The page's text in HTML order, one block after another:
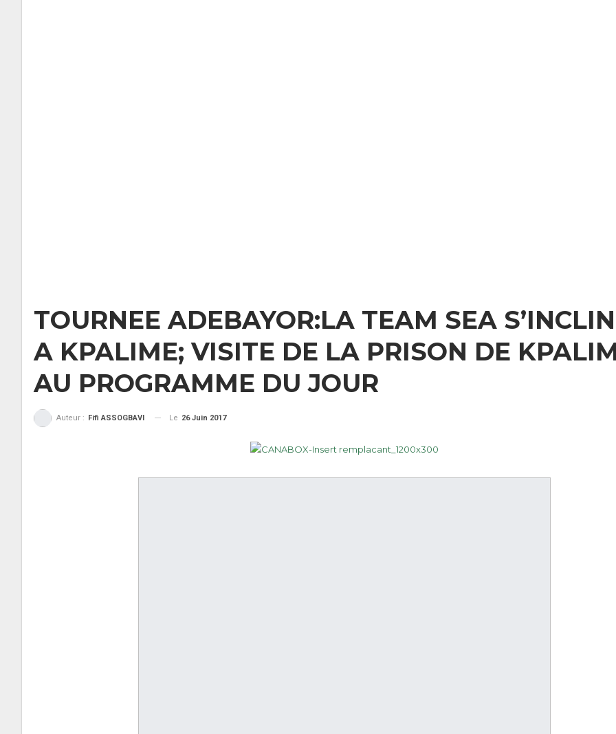
TOURNEE ADEBAYOR:LA TEAM SEA
A KPALIME; VISITE DE LA PRISON DE
AU PROGRAMME DU JOUR
Auteur : Fifi ASSOGBAVI Le 26 Juin 2017